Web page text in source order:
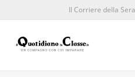
Il Corriere della Sera